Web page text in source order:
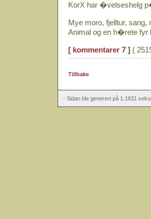
KorX har �velseshelg
Mye moro, fjelltur,
Animal og en h�rete fyr
[ kommentarer 7 ] (
Tillbake
- Sidan ble generert på 1.1831